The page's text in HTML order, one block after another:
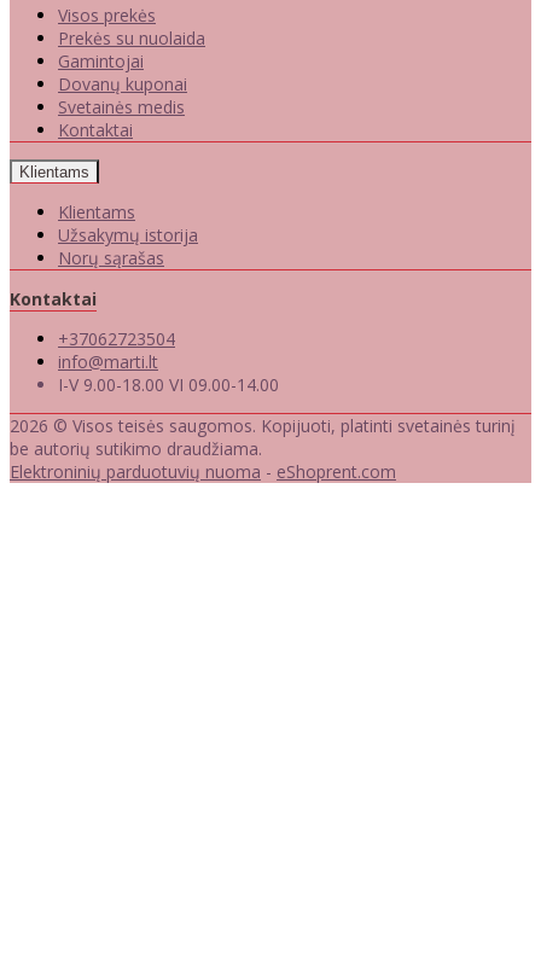
Visos prekės
Prekės su nuolaida
Gamintojai
Dovanų kuponai
Svetainės medis
Kontaktai
Klientams
Klientams
Užsakymų istorija
Norų sąrašas
Kontaktai
+37062723504
info@marti.lt
I-V 9.00-18.00 VI 09.00-14.00
2026 © Visos teisės saugomos. Kopijuoti, platinti svetainės turinį
be autorių sutikimo draudžiama.
Elektroninių parduotuvių nuoma - eShoprent.com